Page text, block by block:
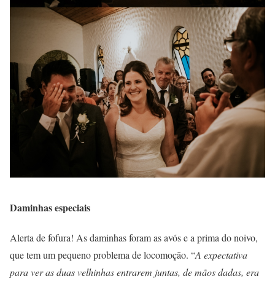
Daminhas especiais
Alerta de fofura! As daminhas foram as avós e a prima do noivo,
que tem um pequeno problema de locomoção. “A expectativa
para ver as duas velhinhas entrarem juntas, de mãos dadas, era